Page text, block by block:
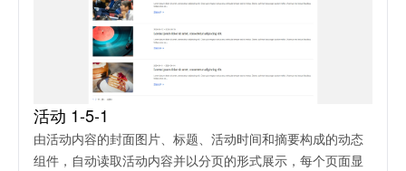
活动 1-5-1
由活动内容的封面图片、标题、活动时间和摘要构成的动态
组件，自动读取活动内容并以分页的形式展示，每个页面显